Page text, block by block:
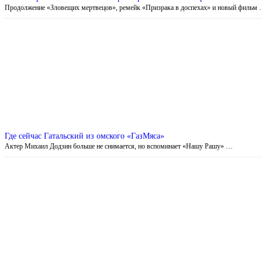
Продолжение «Зловещих мертвецов», ремейк «Призрака в доспехах» и новый фильм
Где сейчас Гатальский из омского «ГазМяса»
Актер Михаил Додзин больше не снимается, но вспоминает «Нашу Рашу» …